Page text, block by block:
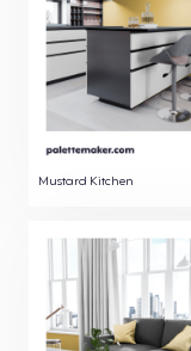
Mustard Kitchen